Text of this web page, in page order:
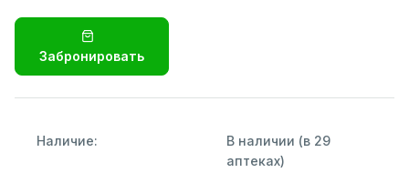
Забронировать
Наличие:
В наличии (в 29
аптеках)